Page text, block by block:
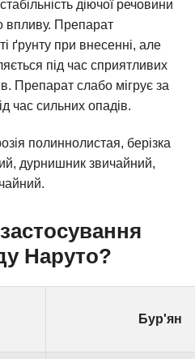
діючої речовини
впливу. Препарат
ґрунту при внесенні, але
під час сприятливих
Препарат слабо мігрує за
час сильних опадів.
полиннолистая, берізка
дурнишник звичайний,
Наруто?
Бур'ян